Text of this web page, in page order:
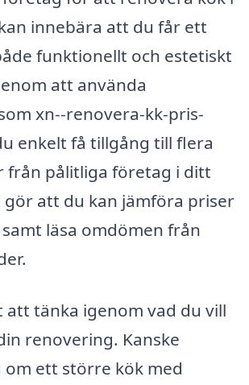
innebära att du får ett
funktionellt och estetiskt
att använda
xn--renovera-kk-pris-
enkelt få tillgång till flera
från pålitliga företag i ditt
gör att du kan jämföra priser
läsa omdömen från
att tänka igenom vad du vill
renovering. Kanske
ett större kök med